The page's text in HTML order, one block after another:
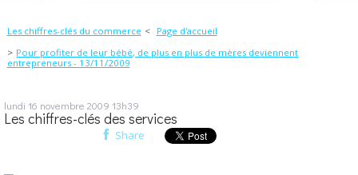
Les chiffres-clés du commerce
Page d'accueil
Pour profiter de leur bébé, de plus en plus de mères deviennent
entrepreneurs - 13/11/2009
lundi 16 novembre 2009 13h39
Les chiffres-clés des services
Share